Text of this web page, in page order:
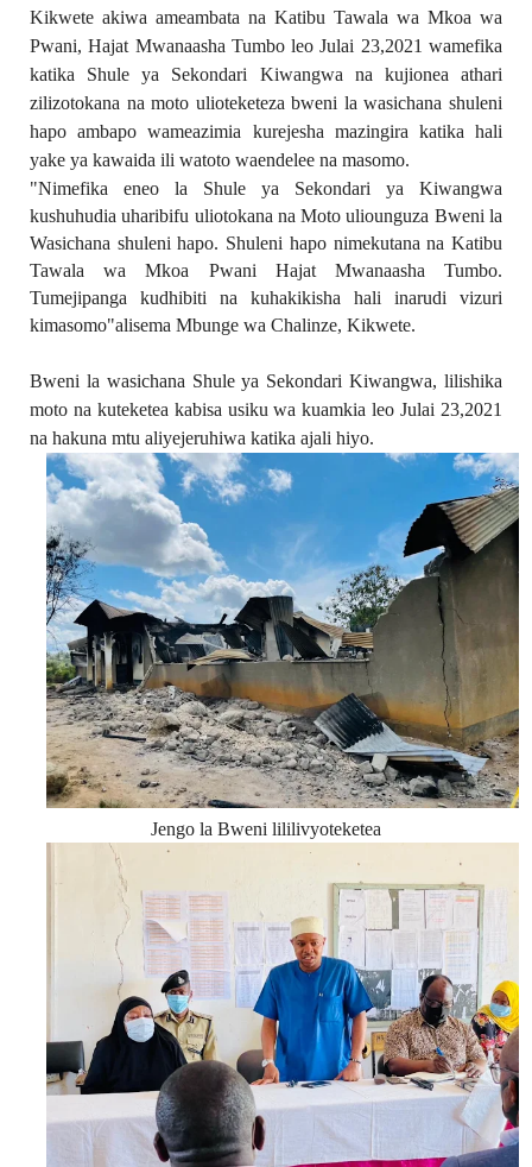
Kikwete akiwa ameambata na Katibu Tawala wa Mkoa wa
Pwani,Hajat Mwanaasha Tumboleo Julai 23,2021 wamefika
katika Shule ya Sekondari Kiwangwa na kujionea athari
zilizotokana na moto ulioteketeza bweni la wasichana shuleni
hapo ambapo wameazimia kurejesha mazingira katika hali
yake ya kawaida ili watoto waendelee na masomo.
"Nimefika eneo la Shule ya Sekondari ya Kiwangwa
kushuhudia uharibifu uliotokana na Moto uliounguza Bweni la
Wasichana shuleni hapo. Shuleni hapo nimekutana na Katibu
Tawala wa Mkoa Pwani Hajat Mwanaasha Tumbo.
Tumejipanga kudhibiti na kuhakikisha hali inarudi vizuri
kimasomo"alisema Mbunge wa Chalinze, Kikwete.
Bweni la wasichana Shule ya Sekondari Kiwangwa, lilishika
moto na kuteketea kabisa usiku wa kuamkia leo Julai 23,2021
na hakuna mtu aliyejeruhiwa katika ajali hiyo.
Jengo la Bweni lililivyoteketea